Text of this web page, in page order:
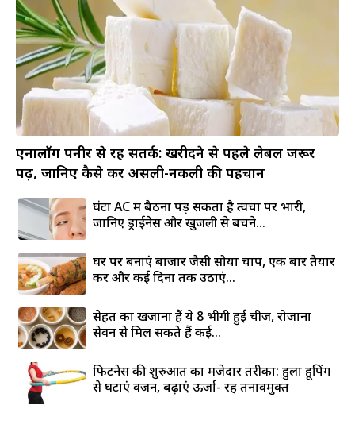
एनालॉग पनीर से रहें सतर्क: खरीदने से पहले लेबल जरूर
पढ़ें, जानिए कैसे करें असली-नकली की पहचान
घंटों AC में बैठना पड़ सकता है त्वचा पर भारी,
जानिए ड्राईनेस और खुजली से बचने...
घर पर बनाएं बाजार जैसी सोया चाप, एक बार तैयार
करें और कई दिनों तक उठाएं...
सेहत का खजाना हैं ये 8 भीगी हुई चीजें, रोजाना
सेवन से मिल सकते हैं कई...
फिटनेस की शुरुआत का मजेदार तरीका: हुला हूपिंग
से घटाएं वजन, बढ़ाएं ऊर्जा- रहें तनावमुक्त